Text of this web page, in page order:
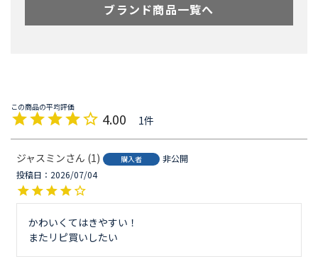
ブランド商品一覧へ
4.00 1
ジャスミン 1 購入者
非公開
投稿日
2026/07/04
かわいくてはきやすい！
またリピ買いしたい